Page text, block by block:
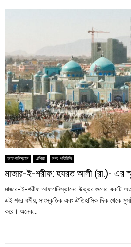
আফগানিস্তান এশিয়া নগর পরিচিতি
মাজার-ই-শরীফ: হযরত আলী (রা.)- এর
মাজার-ই-শরীফ আফগানিস্তানের উত্তরাঞ্চলের একটি
এই শহর ধর্মীয়, সাংস্কৃতিক এবং ঐতিহাসিক দিক থেকে
করে। অনেক...